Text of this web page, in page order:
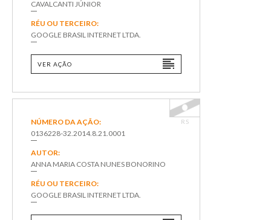
CAVALCANTI JÚNIOR
RÉU OU TERCEIRO:
GOOGLE BRASIL INTERNET LTDA.
VER AÇÃO
RS
NÚMERO DA AÇÃO:
0136228-32.2014.8.21.0001
AUTOR:
ANNA MARIA COSTA NUNES BONORINO
RÉU OU TERCEIRO:
GOOGLE BRASIL INTERNET LTDA.